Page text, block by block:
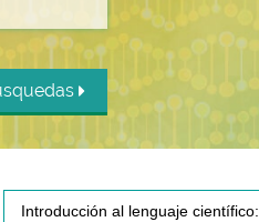
Introducción al lenguaje científico: